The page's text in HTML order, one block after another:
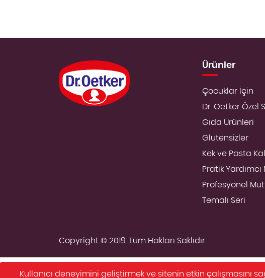
Ürünler
Çocuklar İçin
Dr. Oetker Özel
Gıda Ürünleri
Glutensizler
Kek ve Pasta
Pratik Yardımcı
Profesyonel
Temalı Seri
egegen
Copyright © 2019. Tüm Hakları Saklıdır.
Kullanıcı deneyimini geliştirmek ve sitenin etkin çalışmasını